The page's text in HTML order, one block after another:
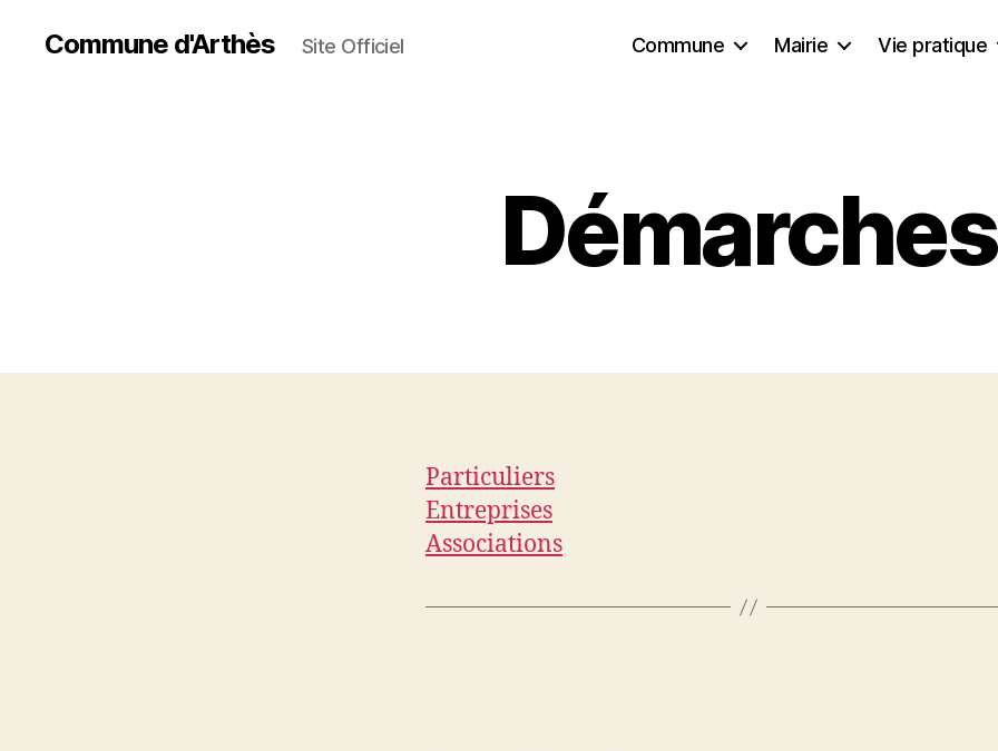
Commune d'Arthès Site Officiel Commune Mairie Vie pratique
Démarches
Particuliers
Entreprises
Associations